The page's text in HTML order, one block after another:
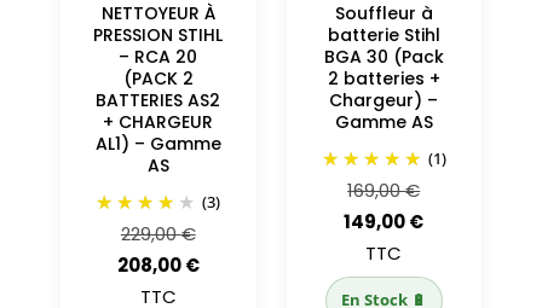
NETTOYEUR À
PRESSION STIHL
– RCA 20
(PACK 2
BATTERIES AS2
+ CHARGEUR
AL1) – Gamme
AS
(3)
229,00€Le
prix
208,00€Le
TTC
Souffleur à
batterie Stihl
BGA 30 (Pack
2 batteries +
Chargeur) –
Gamme AS
(1)
169,00€Le
prix
était :
149,00€Le
actuel
TTC
En Stock 🔋